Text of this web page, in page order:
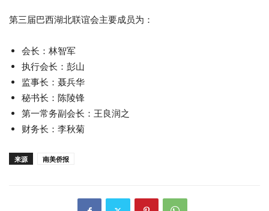
第三届巴西湖北联谊会主要成员为：
会长：林智军
执行会长：彭山
监事长：聂兵华
秘书长：陈陵锋
第一常务副会长：王良润之
财务长：李秋菊
来源 南美侨报